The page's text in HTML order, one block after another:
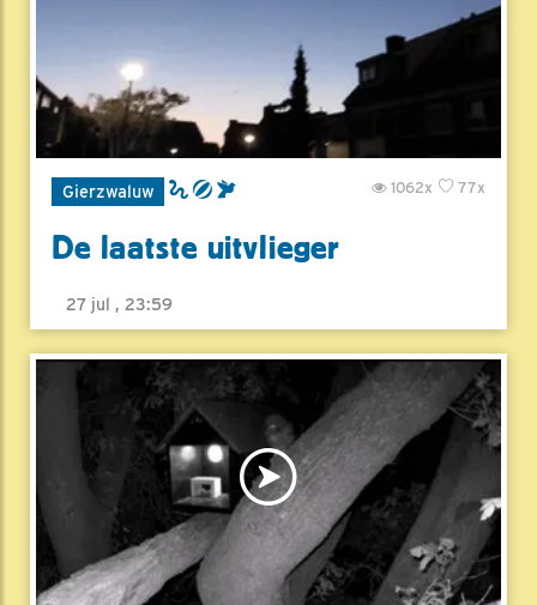
Gierzwaluw 77x
1062x
De laatste uitvlieger
27 jul , 23:59